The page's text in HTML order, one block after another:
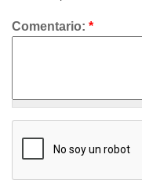
Comentario: *